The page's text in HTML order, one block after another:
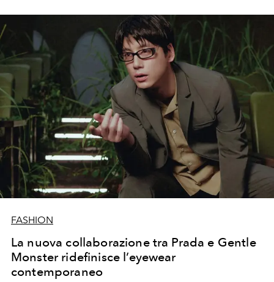
tendenze: la distinsi tra tutte».
FASHION
La nuova collaborazione tra Prada e Gentle
Monster ridefinisce l’eyewear
contemporaneo